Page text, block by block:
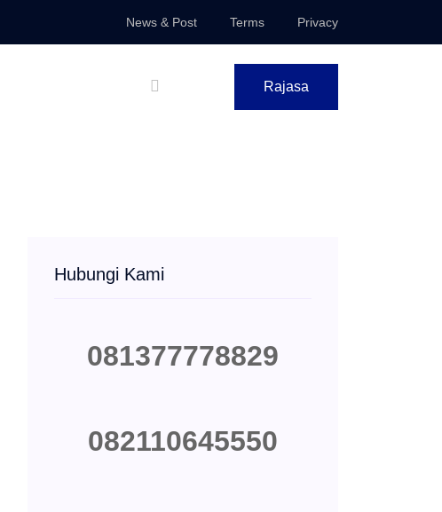
News & Post Terms Privacy
Rajasa
Hubungi Kami
081377778829
082110645550